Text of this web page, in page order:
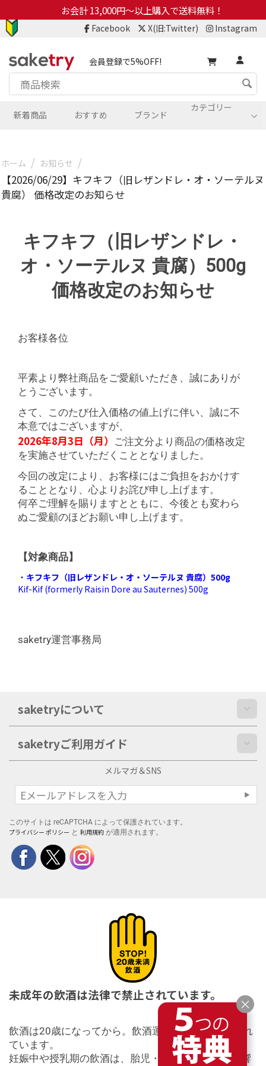
お会計 13,000円～以上購入で送料無料！
Facebook X(旧:Twitter) Instagram
会員登録で5%OFF!
カテゴリー
新着商品 おすすめ ブランド
ホーム / お知らせ /
【2026/06/29】キフキフ（旧レザンドレ・オ・ソーテルヌ
貴腐） 価格改定のお知らせ
キフキフ（旧レザンドレ・
オ・ソーテルヌ 貴腐）500g
価格改定のお知らせ
お客様各位
平素より弊社商品をご愛顧いただき、誠にありが
とうございます。
さて、このたび仕入価格の値上げに伴い、誠に不
本意ではございますが、
2026年8月3日（月）
ご注文分より商品の価格改定
を実施させていただくこととなりました。
今回の改定により、お客様にはご負担をおかけす
ることとなり、心よりお詫び申し上げます。
何卒ご理解を賜りますとともに、今後とも変わら
ぬご愛顧のほどお願い申し上げます。
【対象商品】
・ キフキフ（旧レザンドレ・オ・ソーテルヌ 貴腐）500g
Kif-Kif (formerly Raisin Dore au Sauternes) 500g
saketry運営事務局
saketryについて
saketryご利用ガイド
メルマガ＆SNS
このサイトは reCAPTCHA によって保護されています。
プライバシー ポリシー と 利用規約 が適用されます。
未成年の飲酒は法律で禁止されています。
飲酒は20歳になってから。飲酒運転は法律で禁止され
ています。
妊娠中や授乳期の飲酒は、胎児・乳児の発育に悪影響
×